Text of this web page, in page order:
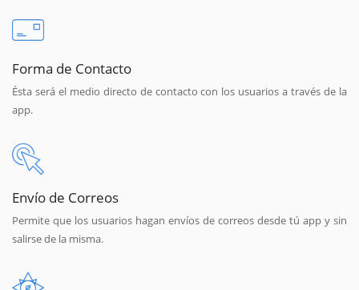
Forma de Contacto
Ésta será el medio directo de contacto con los usuarios a través de la
app.
Envío de Correos
Permite que los usuarios hagan envíos de correos desde tú app y sin
salirse de la misma.